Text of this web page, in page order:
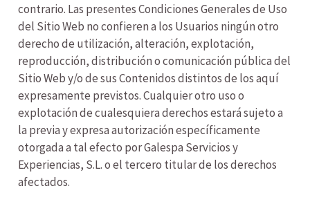
contrario. Las presentes Condiciones Generales de Uso
del Sitio Web no confieren a los Usuarios ningún otro
derecho de utilización, alteración, explotación,
reproducción, distribución o comunicación pública del
Sitio Web y/o de sus Contenidos distintos de los aquí
expresamente previstos. Cualquier otro uso o
explotación de cualesquiera derechos estará sujeto a
la previa y expresa autorización específicamente
otorgada a tal efecto por Galespa Servicios y
Experiencias, S.L. o el tercero titular de los derechos
afectados.